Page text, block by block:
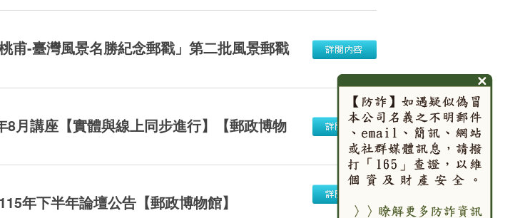
甫-臺灣風景名勝紀念郵戳」第二批風景郵戳
8月講座【實體與線上同步進行】【郵政博物
年下半年論壇公告【郵政博物館】